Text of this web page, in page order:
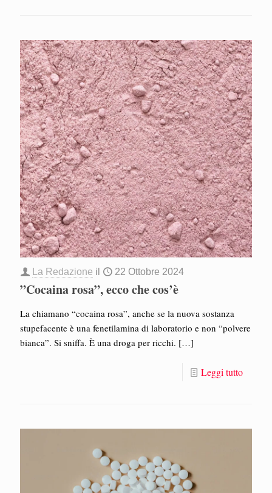
La Redazione il 22 Ottobre 2024
”Cocaina rosa”, ecco che cos’è
La chiamano “cocaina rosa”, anche se la nuova sostanza
stupefacente è una fenetilamina di laboratorio e non “polvere
bianca”. Si sniffa. È una droga per ricchi. […]
Leggi tutto